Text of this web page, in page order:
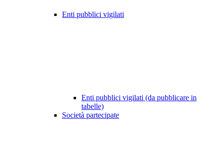
Enti pubblici vigilati
Enti pubblici vigilati (da pubblicare in
tabelle)
Società partecipate